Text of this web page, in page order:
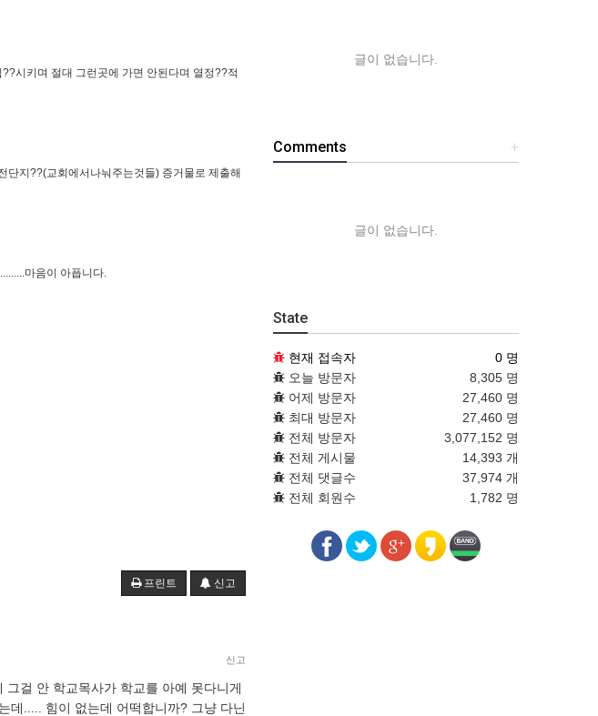
시키며 절대 그런곳에 가면 안된다며 열정??적
단지??(교회에서나눠주는것들) 증거물로 제출해
마음이 아픕니다.
프린트 신고
신고
걸 안 학교목사가 학교를 아예 못다니게
데..... 힘이 없는데 어떡합니까? 그냥 다닌
글이 없습니다.
+
Comments
글이 없습니다.
State
현재 접속자
0 명
오늘 방문자
8,305 명
어제 방문자
27,460 명
최대 방문자
27,460 명
전체 방문자
3,077,152 명
전체 게시물
14,393 개
전체 댓글수
37,974 개
전체 회원수
1,782 명